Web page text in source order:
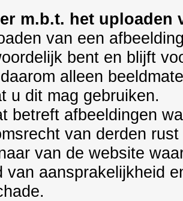
m.b.t. het uploaden
van een
bent en blijft
alleen
u dit mag gebruiken.
betreft afbeeldingen
van derden
van de website
van aansprakelijkheid